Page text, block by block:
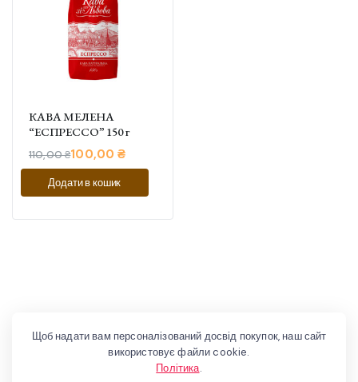
КАВА МЕЛЕНА
“ЕСПРЕССО” 150 г
110,00₴
Оригінальна
ціна:
100,00₴
Поточна
ціна:Додати в кошик
Щоб надати вам персоналізований досвід покупок, наш сайт
використовує файли cookie.
Політика.